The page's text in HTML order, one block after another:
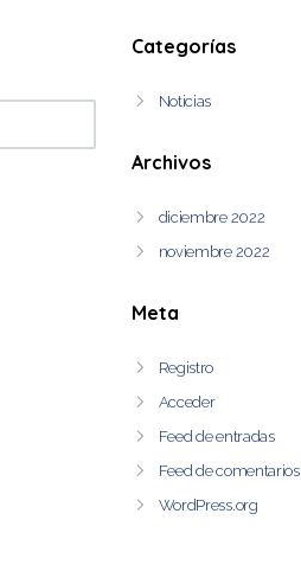
Categorías
Noticias
Archivos
diciembre 2022
noviembre 2022
Meta
Registro
Acceder
Feed de entradas
Feed de comentarios
WordPress.org